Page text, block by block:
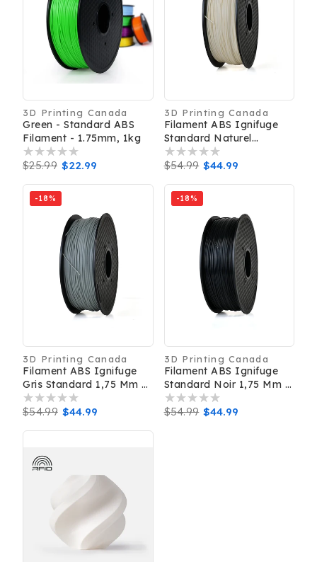
Distributeur :
3D Printing Canada
Green - Standard ABS
Filament - 1.75mm, 1kg
Prix
$25.99 Prix
$22.99
Distributeur :
3D Printing Canada
Filament ABS Ignifuge
Standard Naturel
Diamètre 1,75 Mm Poids
1 Kg Pour Imprimantes
Prix
$54.99 Prix
$44.99
-18%
Distributeur :
3D Printing Canada
Filament ABS Ignifuge
Gris Standard 1,75 Mm 1
Kg Pour Impression 3D
Haute Résistance Et
Prix
habituel
$54.99 Prix
promotionnel
$44.99
-18%
Distributeur :
3D Printing Canada
Filament ABS Ignifuge
Standard Noir 1,75 Mm 1
Kg Haute Résistance
Durable Pour Impression
Prix
$54.99 Prix
$44.99